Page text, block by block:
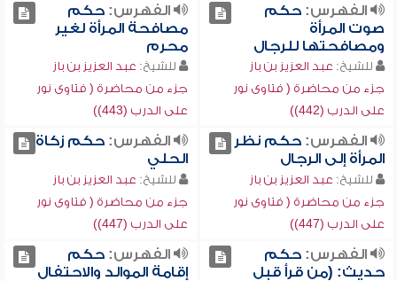
الفهرس:حكم
صوت المرأة
ومصافحتها للرجال
للشيخ: عبد العزيز بن باز
جزء من محاضرة ( فتاوى نور
على الدرب (442))
الفهرس:حكم
مصافحة المرأة لغير
محرم
للشيخ: عبد العزيز بن باز
جزء من محاضرة ( فتاوى نور
على الدرب (443))
الفهرس:حكم نظر
المرأة إلى الرجال
للشيخ: عبد العزيز بن باز
جزء من محاضرة ( فتاوى نور
على الدرب (447))
الفهرس:حكم زكاة
الحلي
للشيخ: عبد العزيز بن باز
جزء من محاضرة ( فتاوى نور
على الدرب (447))
الفهرس:حكم
حديث: (من قرأ قبل
الفهرس:حكم
إقامة الموالد والاحتفال